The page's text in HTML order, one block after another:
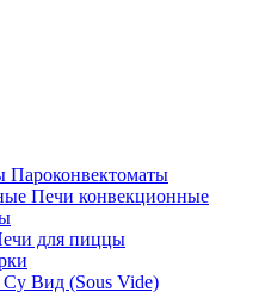
Пароконвектоматы
Печи конвекционные
для пиццы